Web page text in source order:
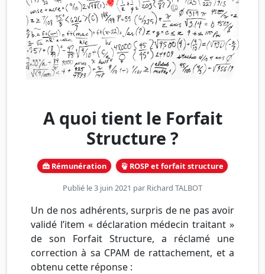
A quoi tient le Forfait
Structure ?
Rémunération ROSP et forfait structure
Publié le 3 juin 2021 par Richard TALBOT
Un de nos adhérents, surpris de ne pas avoir
validé l’item « déclaration médecin traitant »
de son Forfait Structure, a réclamé une
correction à sa CPAM de rattachement, et a
obtenu cette réponse :